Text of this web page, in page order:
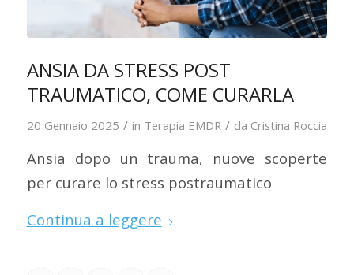
ANSIA DA STRESS POST
TRAUMATICO, COME CURARLA
20 Gennaio 2025 / in Terapia EMDR / da Cristina Roccia
Ansia dopo un trauma, nuove scoperte
per curare lo stress postraumatico
Continua a leggere